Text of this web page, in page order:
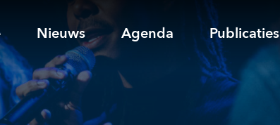
Nieuws Agenda Publicaties